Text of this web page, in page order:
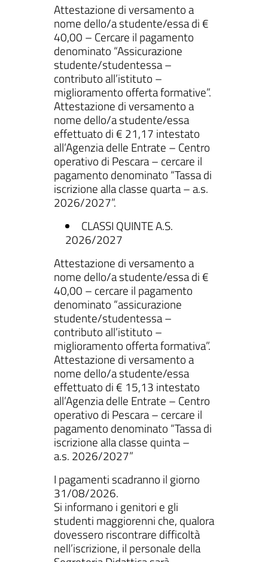
Attestazione di versamento a
nome dello/a studente/essa di €
40,00 – Cercare il pagamento
denominato “Assicurazione
studente/studentessa –
contributo all’istituto –
miglioramento offerta formative”.
Attestazione di versamento a
nome dello/a studente/essa
effettuato di € 21,17 intestato
all’Agenzia delle Entrate – Centro
operativo di Pescara – cercare il
pagamento denominato “Tassa di
iscrizione alla classe quarta – a.s.
2026/2027”.
CLASSI QUINTE A.S.
2026/2027
Attestazione di versamento a
nome dello/a studente/essa di €
40,00 – cercare il pagamento
denominato “assicurazione
studente/studentessa –
contributo all’istituto –
miglioramento offerta formativa”.
Attestazione di versamento a
nome dello/a studente/essa
effettuato di € 15,13 intestato
all’Agenzia delle Entrate – Centro
operativo di Pescara – cercare il
pagamento denominato “Tassa di
iscrizione alla classe quinta –
a.s. 2026/2027”
I pagamenti scadranno il giorno
31/08/2026.
Si informano i genitori e gli
studenti maggiorenni che, qualora
dovessero riscontrare difficoltà
nell’iscrizione, il personale della